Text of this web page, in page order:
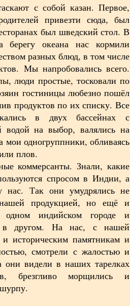
с собой казан. Первое,
привезти сюда, был
был шведский стол. В
берегу океана нас кормили
разных блюд, в том числе
Мы напробовались всего.
люди простые, тосковали по
гостиницы любезно пошёл
продуктов по их списку. Все
в двух бассейнах с
водой на выбор, валялись на
мои одногруппники, обливаясь
плов.
коммерсанты. Знали, какие
спросом в Индии, а
нас. Так они умудрялись не
нашей продукцией, но ещё и
индийском городе и
в другом. На нас, с нашей
историческим памятникам и
смотрели с жалостью и
они видели в наших тарелках
брезгливо морщились и